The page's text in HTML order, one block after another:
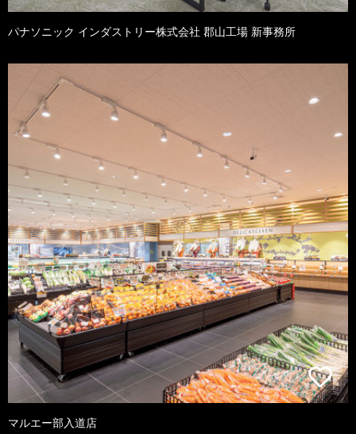
パナソニック インダストリー株式会社 郡山工場 新事務所
マルエー部入道店